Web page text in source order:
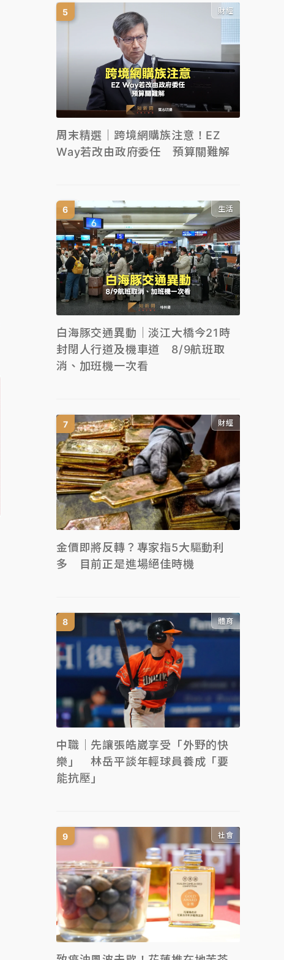
財經
周末精選｜跨境網購族注意！EZ
Way若改由政府委任 預算關難解
生活
白海豚交通異動｜淡江大橋今21時
封閉人行道及機車道 8/9航班取
消、加班機一次看
財經
金價即將反轉？專家指5大驅動利
多 目前正是進場絕佳時機
體育
中職｜先讓張皓崴享受「外野的快
樂」 林岳平談年輕球員養成「要
能抗壓」
社會